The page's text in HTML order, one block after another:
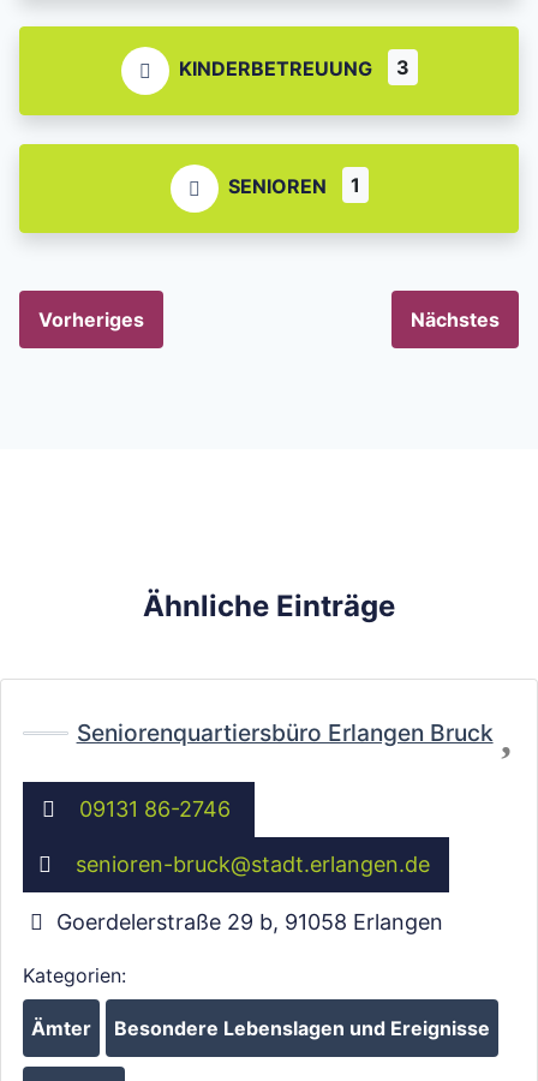
Wird geladen …
KINDERBETREUUNG 3
SENIOREN 1
Vorheriges Nächstes
Ähnliche Einträge
Seniorenquartiersbüro Erlangen Bruck
09131 86-2746
senioren-bruck@stadt.erlangen.de
Goerdelerstraße 29 b, 91058 Erlangen
Kategorien:
Ämter Besondere Lebenslagen und Ereignisse